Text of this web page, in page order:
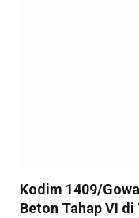
Kodim 1409/
Beton Tahap VI